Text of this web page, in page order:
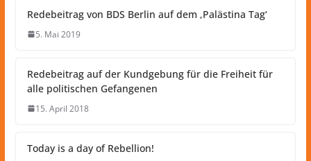
Redebeitrag von BDS Berlin auf dem ‚Palästina Tag‘
5. Mai 2019
Redebeitrag auf der Kundgebung für die Freiheit für
alle politischen Gefangenen
15. April 2018
Today is a day of Rebellion!